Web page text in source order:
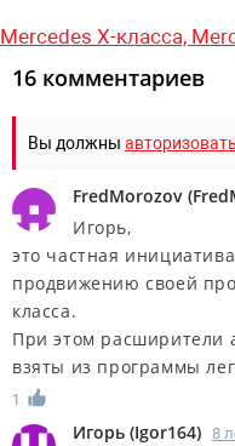
Mercedes X-класса,
16 комментариев
Вы должны
FredMorozov (
Игорь,
это частная
продвижению своей
класса.
При этом расширители
взяты из программы
1
Игорь (Igor164) 8